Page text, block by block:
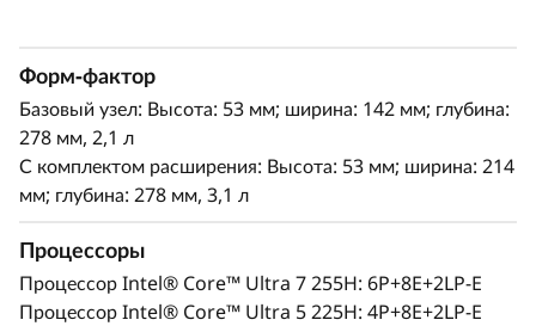
делает устройство идеальным для
ограниченного пространства без потерь
производительности. Включает средства
безопасности и легко управляется с помощью
контроллера Lenovo XClarity. Это сочетание
приложений, требующих высокой
производительности, низкой задержки и
эффективного энергопотребления для
Форм-фактор
Базовый узел: Высота: 53 мм; ширина: 142 мм; глубина:
278 мм, 2,1 л
С комплектом расширения: Высота: 53 мм; ширина: 214
мм; глубина: 278 мм, 3,1 л
Процессоры
Процессор Intel® Core™ Ultra 7 255H: 6P+8E+2LP-E
Процессор Intel® Core™ Ultra 5 225H: 4P+8E+2LP-E